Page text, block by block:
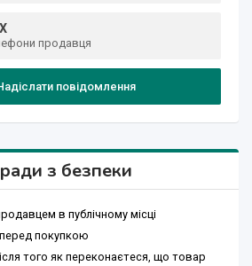
продавця
повідомлення
з безпеки
в публічному місці
покупкою
того як переконаєтеся, що товар